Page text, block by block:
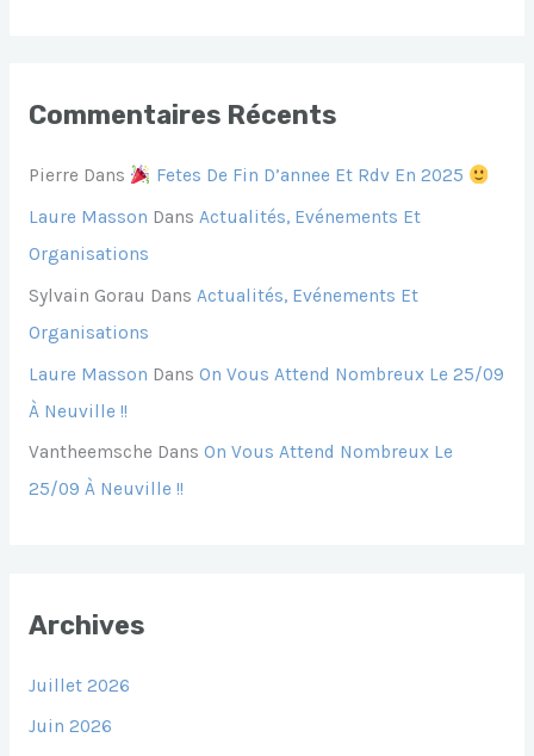
Commentaires Récents
Pierre Dans
Fetes De Fin D’annee Et Rdv En 2025
Laure Masson Dans Actualités, Evénements Et
Organisations
Sylvain Gorau Dans Actualités, Evénements Et
Organisations
Laure Masson Dans On Vous Attend Nombreux Le 25/09
À Neuville !!
Vantheemsche Dans On Vous Attend Nombreux Le
25/09 À Neuville !!
Archives
Juillet 2026
Juin 2026